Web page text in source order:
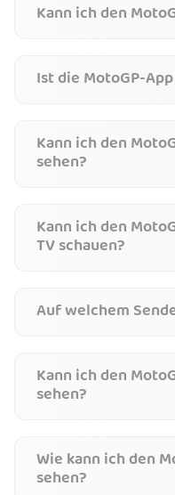
Kann ich den
Ist die MotoGP-
Kann ich den
sehen?
Kann ich den
TV schauen?
Auf welchem
Kann ich den
sehen?
Wie kann ich den
sehen?